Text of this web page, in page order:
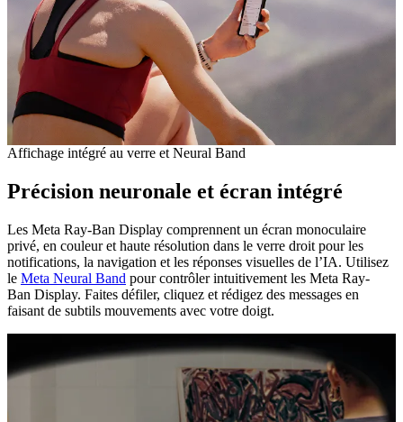
Affichage intégré au verre et Neural Band
Précision neuronale et écran intégré
Les Meta Ray-Ban Display comprennent un écran monoculaire
privé, en couleur et haute résolution dans le verre droit pour les
notifications, la navigation et les réponses visuelles de l’IA. Utilisez
le Meta Neural Band pour contrôler intuitivement les Meta Ray-
Ban Display. Faites défiler, cliquez et rédigez des messages en
faisant de subtils mouvements avec votre doigt.